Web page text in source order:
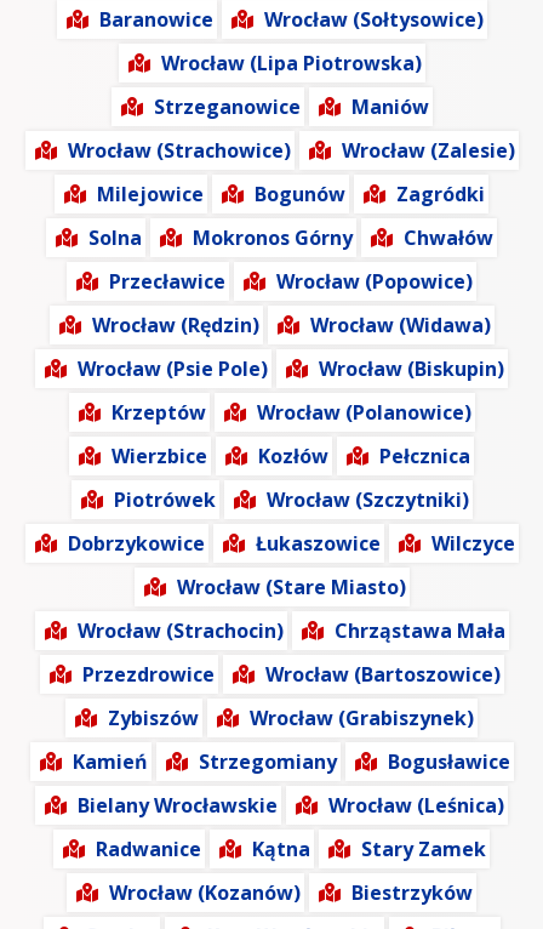
Baranowice
Wrocław (Sołtysowice)
Wrocław (Lipa Piotrowska)
Strzeganowice
Maniów
Wrocław (Strachowice)
Wrocław (Zalesie)
Milejowice
Bogunów
Zagródki
Solna
Mokronos Górny
Chwałów
Przecławice
Wrocław (Popowice)
Wrocław (Rędzin)
Wrocław (Widawa)
Wrocław (Psie Pole)
Wrocław (Biskupin)
Krzeptów
Wrocław (Polanowice)
Wierzbice
Kozłów
Pełcznica
Piotrówek
Wrocław (Szczytniki)
Dobrzykowice
Łukaszowice
Wilczyce
Wrocław (Stare Miasto)
Wrocław (Strachocin)
Chrząstawa Mała
Przezdrowice
Wrocław (Bartoszowice)
Zybiszów
Wrocław (Grabiszynek)
Kamień
Strzegomiany
Bogusławice
Bielany Wrocławskie
Wrocław (Leśnica)
Radwanice
Kątna
Stary Zamek
Wrocław (Kozanów)
Biestrzyków